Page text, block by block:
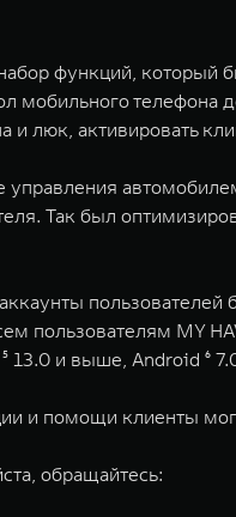
функций, который
мобильного
и люк, активировать
Так был
пользователям MY
13.0 и выше, Android ⁶
и помощи клиенты
обращайтесь: